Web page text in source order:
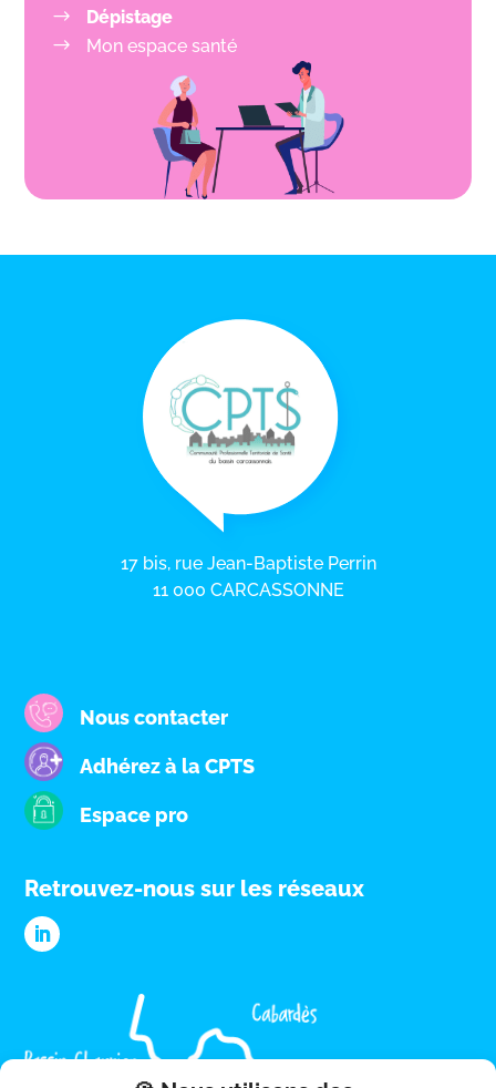
Dépistage
Mon espace santé
17 bis, rue Jean-Baptiste Perrin
11 000 CARCASSONNE
Nous contacter
Adhérez à la CPTS
Espace pro
Retrouvez-nous sur les réseaux